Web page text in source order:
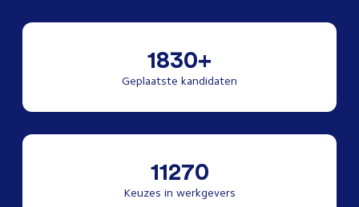
1830+
Geplaatste kandidaten
11270
Keuzes in werkgevers